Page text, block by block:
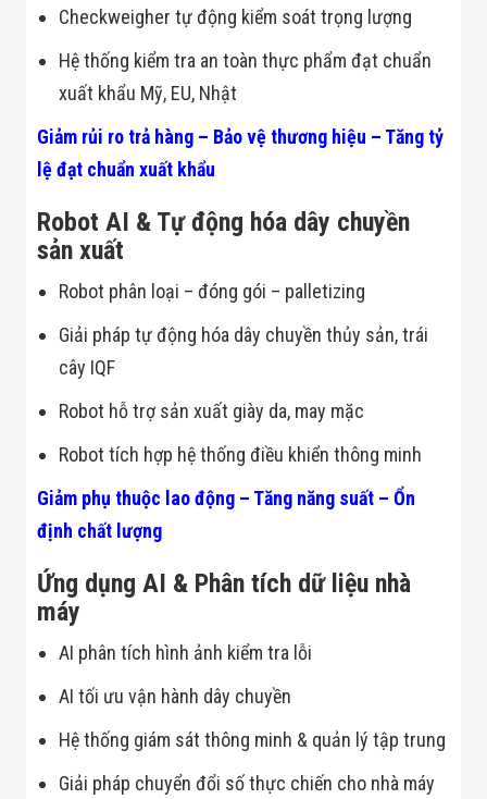
Thiết Bị Ngành
Thiết Bị Ngành
Giày Da, Túi
Xách
Dự Án Ngành
Thủy Sản
Hàng
Dự Án Ngành
Đội
Xưởng -
Checkweigher tự động kiểm soát trọng lượng
Hệ thống kiểm tra an toàn thực phẩm đạt chuẩn
xuất khẩu Mỹ, EU, Nhật
Giảm rủi ro trả hàng – Bảo vệ thương hiệu – Tăng tỷ
lệ đạt chuẩn xuất khẩu
Robot AI & Tự động hóa dây chuyền
sản xuất
Robot phân loại – đóng gói – palletizing
Giải pháp tự động hóa dây chuyền thủy sản, trái
cây IQF
Robot hỗ trợ sản xuất giày da, may mặc
Robot tích hợp hệ thống điều khiển thông minh
Giảm phụ thuộc lao động – Tăng năng suất – Ổn
định chất lượng
Ứng dụng AI & Phân tích dữ liệu nhà
máy
AI phân tích hình ảnh kiểm tra lỗi
AI tối ưu vận hành dây chuyền
Hệ thống giám sát thông minh & quản lý tập trung
Giải pháp chuyển đổi số thực chiến cho nhà máy